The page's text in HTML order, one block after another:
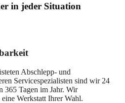
in jeder Situation
Abschlepp- und
Servicespezialisten sind wir 24
365 Tagen im Jahr. Wir
Werkstatt Ihrer Wahl.